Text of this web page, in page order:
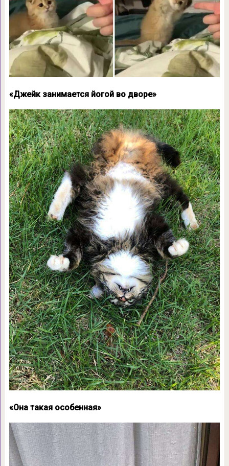
«Джейк занимается йогой во дворе»
«Она такая особенная»